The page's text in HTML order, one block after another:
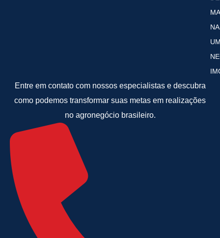
Entre em contato com nossos especialistas e descubra
como podemos transformar suas metas em realizações
no agronegócio brasileiro.